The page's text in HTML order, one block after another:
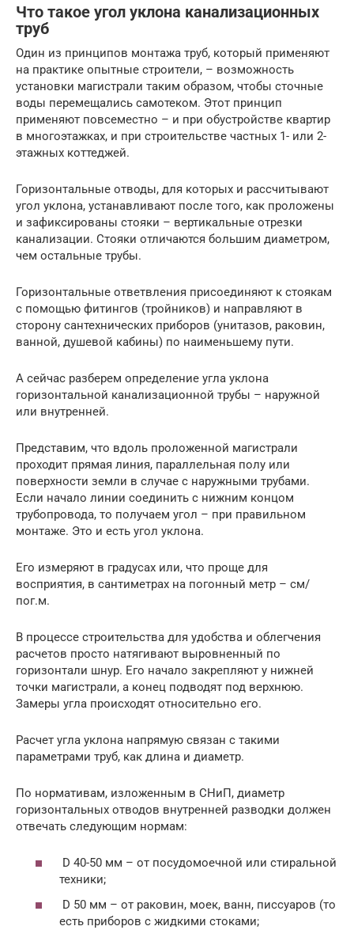
Что такое угол уклона канализационных
труб
Один из принципов монтажа труб, который применяют
на практике опытные строители, – возможность
установки магистрали таким образом, чтобы сточные
воды перемещались самотеком. Этот принцип
применяют повсеместно – и при обустройстве квартир
в многоэтажках, и при строительстве частных 1- или 2-
этажных коттеджей.
Горизонтальные отводы, для которых и рассчитывают
угол уклона, устанавливают после того, как проложены
и зафиксированы стояки – вертикальные отрезки
канализации. Стояки отличаются большим диаметром,
чем остальные трубы.
Горизонтальные ответвления присоединяют к стоякам
с помощью фитингов (тройников) и направляют в
сторону сантехнических приборов (унитазов, раковин,
ванной, душевой кабины) по наименьшему пути.
А сейчас разберем определение угла уклона
горизонтальной канализационной трубы – наружной
или внутренней.
Представим, что вдоль проложенной магистрали
проходит прямая линия, параллельная полу или
поверхности земли в случае с наружными трубами.
Если начало линии соединить с нижним концом
трубопровода, то получаем угол – при правильном
монтаже. Это и есть угол уклона.
Его измеряют в градусах или, что проще для
восприятия, в сантиметрах на погонный метр – см/
пог.м.
В процессе строительства для удобства и облегчения
расчетов просто натягивают выровненный по
горизонтали шнур. Его начало закрепляют у нижней
точки магистрали, а конец подводят под верхнюю.
Замеры угла происходят относительно его.
Расчет угла уклона напрямую связан с такими
параметрами труб, как длина и диаметр.
По нормативам, изложенным в СНиП, диаметр
горизонтальных отводов внутренней разводки должен
отвечать следующим нормам:
D 40-50 мм – от посудомоечной или стиральной
техники;
D 50 мм – от раковин, моек, ванн, писсуаров (то
есть приборов с жидкими стоками;